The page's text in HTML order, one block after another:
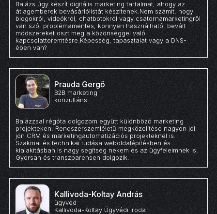
Balázs úgy készít digitális marketing tartalmat, ahogy az
átlagemberek bevásárlólistát készítenek.Nem számít, hogy
blogokról, videókról, chatbotokról vagy csatornamarketingről
van szó, problémamentes, könnyen használható, bevált
módszereket oszt meg a közönséggel való
kapcsolatteremtésre.Képesség, tapasztalat vagy a DNS-
ében van?
Prauda Gergő
B2B marketing
konzultáns
Balázzsal régóta dolgozom együtt különböző marketing
projekteken. Rendszerszemléletű megközelítése nagyon jól
jön CRM és marketingautomatizációs projekteknél is.
Szakmai és technikai tudása weboldalépítésben és
kialakításban is nagy segítség nekem és az ügyfeleimnek is.
Gyorsan és transzparensen dolgozik.
Kallivoda-Koltay András
ügyvéd
Kallivoda-Koltay Ügyvédi Iroda